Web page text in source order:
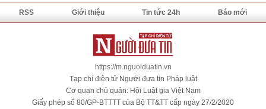
RSS Giới thiệu Tin tức 24h Báo mới
https://m.nguoiduatin.vn
Tạp chí điện tử Người đưa tin Pháp luật
Cơ quan chủ quản: Hội Luật gia Việt Nam
Giấy phép số 80/GP-BTTTT của Bộ TT&TT cấp ngày 27/2/2020